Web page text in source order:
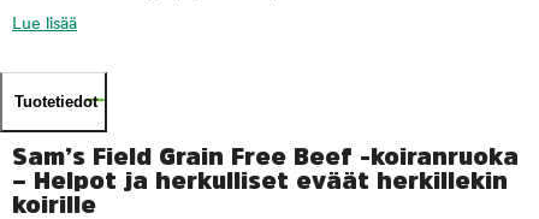
Lue lisää
Tuotetiedot
Sam’s Field Grain Free Beef -koiranruoka
– Helpot ja herkulliset eväät herkillekin
koirille